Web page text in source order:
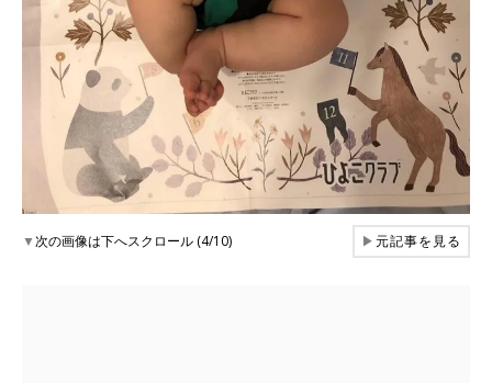
▼次の画像は下へスクロール (4/10) ▶元記事を見る